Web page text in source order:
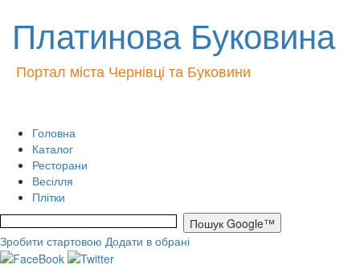
Платинова Буковина
Портал міста Чернівці та Буковини
Головна
Каталог
Ресторани
Весілля
Плітки
Зробити стартовою Додати в обрані